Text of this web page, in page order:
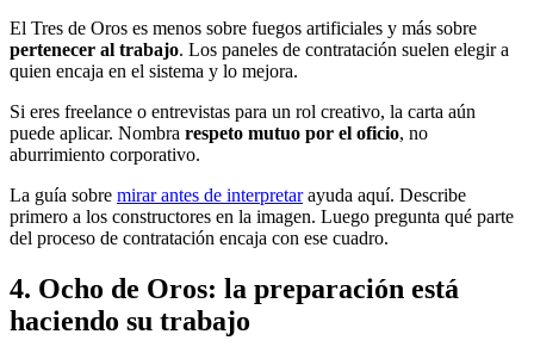
El Tres de Oros es menos sobre fuegos artificiales y más sobre
pertenecer al trabajo. Los paneles de contratación suelen elegir a
quien encaja en el sistema y lo mejora.
Si eres freelance o entrevistas para un rol creativo, la carta aún
puede aplicar. Nombra respeto mutuo por el oficio, no
aburrimiento corporativo.
La guía sobre mirar antes de interpretarayuda aquí. Describe
primero a los constructores en la imagen. Luego pregunta qué parte
del proceso de contratación encaja con ese cuadro.
4. Ocho de Oros: la preparación está
haciendo su trabajo